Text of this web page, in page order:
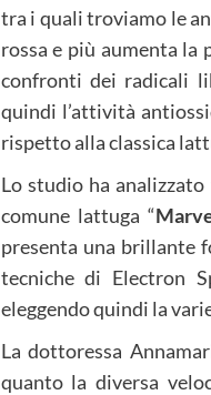
tra i quali troviamo le
rossa e più aumenta la
confronti dei radicali
quindi l’attività
rispetto alla classica
Lo studio ha
comune lattuga “
presenta una brillante
tecniche di Electron
eleggendo quindi la
La dottoressa
quanto la diversa